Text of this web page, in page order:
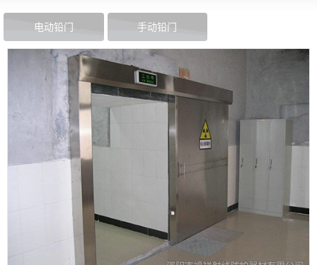
电动铅门 手动铅门